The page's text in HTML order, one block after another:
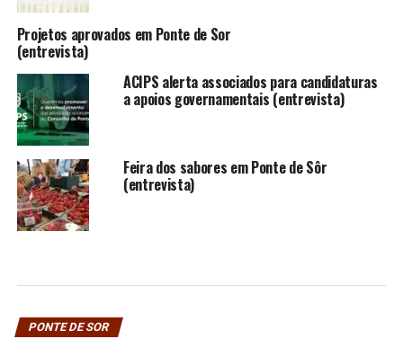
Projetos aprovados em Ponte de Sor
(entrevista)
ACIPS alerta associados para candidaturas
a apoios governamentais (entrevista)
Feira dos sabores em Ponte de Sôr
(entrevista)
PONTE DE SOR